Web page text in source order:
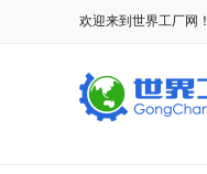
欢迎来到世界工厂网！